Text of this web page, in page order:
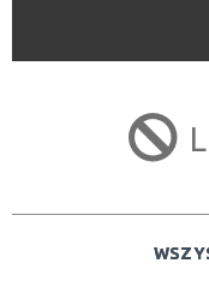
Trwające w zakresie